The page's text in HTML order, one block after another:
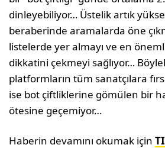
dinleyebiliyor… Üstelik artık
beraberinde aramalarda öne
listelerde yer almayı ve en
dikkatini çekmeyi sağlıyor…
platformların tüm sanatçılara
ise bot çiftliklerine gömülen bir
ötesine geçemiyor…
Haberin devamını okumak için